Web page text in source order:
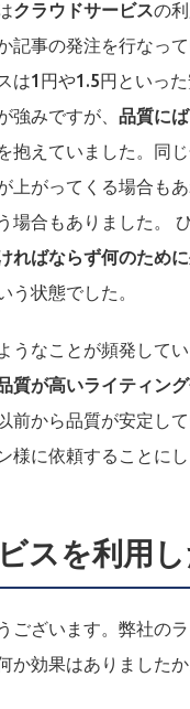
クラウドサービスの
記事の発注を行なっ
は1円や1.5円といっ
強みですが、 品質に
抱えていました。同
上がってくる場合も
場合もありました。
ればならず何のため
う状態でした。
うなことが頻発して
質が高いライティン
前から品質が安定し
様に依頼することにし
スを利用
ございます。弊社の
か効果はありましたか